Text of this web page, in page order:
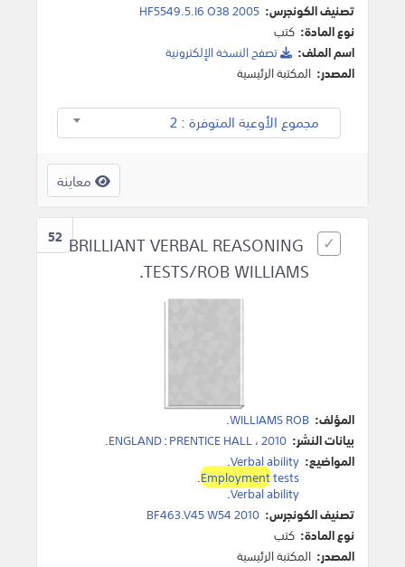
تصنيف الكونجرس: HF5549.5.I6 O38 2005
نوع المادة: كتب
اسم الملف:
تصفح النسخة اﻹلكترونية
المصدر: المكتبة الرئيسية
مجموع الأوعية المتوفرة : 2
معاينة
52 BRILLIANT VERBAL REASONING
TESTS/ROB WILLIAMS.
المؤلف: WILLIAMS ROB
.
بيانات النشر:
ENGLAND:PRENTICE HALL،2010
.
المواضيع: Verbal ability
.
Employmenttests
.
Verbal ability
.
تصنيف الكونجرس: BF463.V45 W54 2010
نوع المادة: كتب
المصدر: المكتبة الرئيسية